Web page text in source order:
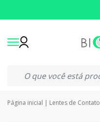
Página inicial | Lentes de Contato